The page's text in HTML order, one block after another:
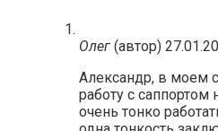
Олег (автор)
Александр, в моем
работу с саппортом
очень тонко